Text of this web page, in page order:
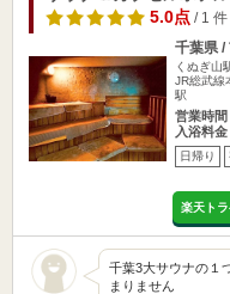
5.0点/ 1 件
千葉県 /
くぬぎ山
JR総武線
駅
営業時
入浴料
日帰り
楽天ト
千葉3大サウナの１
まりません